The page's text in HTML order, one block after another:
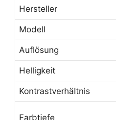
Hersteller
Modell
Auflösung
Helligkeit
Kontrastverhältnis
Farbtiefe